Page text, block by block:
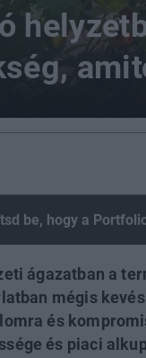
be, hogy a
ágazatban a
mégis
és
és piaci